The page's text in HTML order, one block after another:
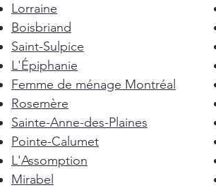
Lorraine
Boisbriand
Saint-Sulpice
L'Épiphanie
Femme de ménage Montréal
Rosemère
Sainte-Anne-des-Plaines
Pointe-Calumet
L'Assomption
Mirabel